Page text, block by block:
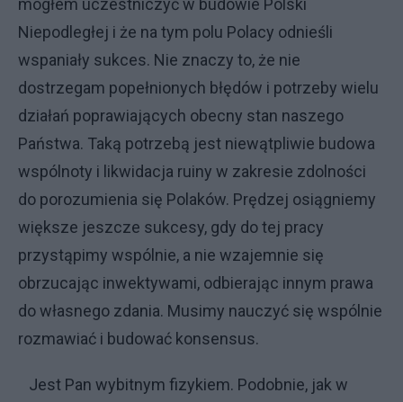
mogłem uczestniczyć w budowie Polski
Niepodległej i że na tym polu Polacy odnieśli
wspaniały sukces. Nie znaczy to, że nie
dostrzegam popełnionych błędów i potrzeby wielu
działań poprawiających obecny stan naszego
Państwa. Taką potrzebą jest niewątpliwie budowa
wspólnoty i likwidacja ruiny w zakresie zdolności
do porozumienia się Polaków. Prędzej osiągniemy
większe jeszcze sukcesy, gdy do tej pracy
przystąpimy wspólnie, a nie wzajemnie się
obrzucając inwektywami, odbierając innym prawa
do własnego zdania. Musimy nauczyć się wspólnie
rozmawiać i budować konsensus.
Jest Pan wybitnym fizykiem. Podobnie, jak w